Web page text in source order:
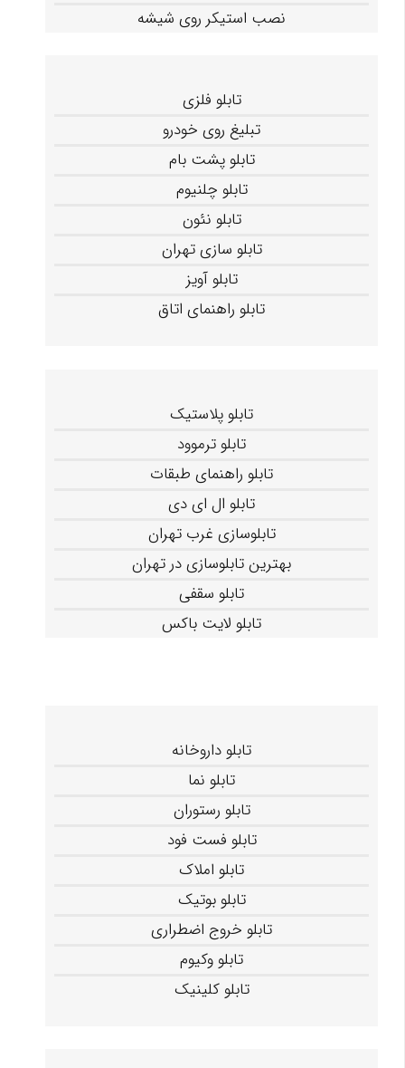
نصب استیکر روی شیشه
تابلو فلزی
تبلیغ روی خودرو
تابلو پشت بام
تابلو چلنیوم
تابلو نئون
تابلو سازی تهران
تابلو آویز
تابلو راهنمای اتاق
تابلو پلاستیک
تابلو ترموود
تابلو راهنمای طبقات
تابلو ال ای دی
تابلوسازی غرب تهران
بهترین تابلوسازی در تهران
تابلو سقفی
تابلو لایت باکس
تابلو داروخانه
تابلو نما
تابلو رستوران
تابلو فست فود
تابلو املاک
تابلو بوتیک
تابلو خروج اضطراری
تابلو وکیوم
تابلو کلینیک